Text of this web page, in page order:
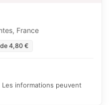
France
4,80 €
informations peuvent